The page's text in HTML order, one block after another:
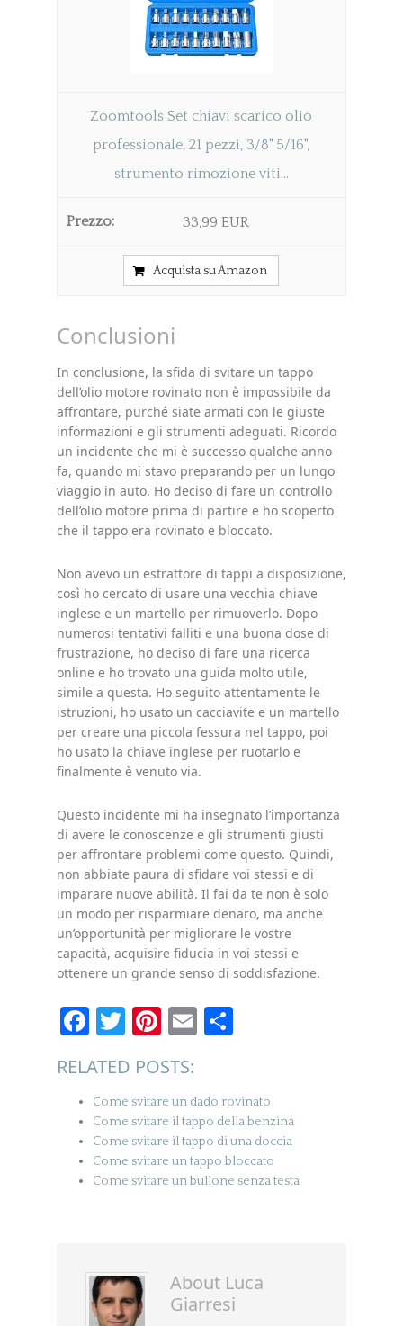
Zoomtools Set chiavi scarico olio
professionale, 21 pezzi, 3/8" 5/16",
strumento rimozione viti...
33,99 EUR
Acquista su Amazon
Conclusioni
In conclusione, la sfida di svitare un tappo
dell’olio motore rovinato non è impossibile da
affrontare, purché siate armati con le giuste
informazioni e gli strumenti adeguati. Ricordo
un incidente che mi è successo qualche anno
fa, quando mi stavo preparando per un lungo
viaggio in auto. Ho deciso di fare un controllo
dell’olio motore prima di partire e ho scoperto
che il tappo era rovinato e bloccato.
Non avevo un estrattore di tappi a disposizione,
così ho cercato di usare una vecchia chiave
inglese e un martello per rimuoverlo. Dopo
numerosi tentativi falliti e una buona dose di
frustrazione, ho deciso di fare una ricerca
online e ho trovato una guida molto utile,
simile a questa. Ho seguito attentamente le
istruzioni, ho usato un cacciavite e un martello
per creare una piccola fessura nel tappo, poi
ho usato la chiave inglese per ruotarlo e
finalmente è venuto via.
Questo incidente mi ha insegnato l’importanza
di avere le conoscenze e gli strumenti giusti
per affrontare problemi come questo. Quindi,
non abbiate paura di sfidare voi stessi e di
imparare nuove abilità. Il fai da te non è solo
un modo per risparmiare denaro, ma anche
un’opportunità per migliorare le vostre
capacità, acquisire fiducia in voi stessi e
ottenere un grande senso di soddisfazione.
Facebook
Twitter
Pinterest
Email
RELATED POSTS:
Come svitare un dado rovinato
Come svitare il tappo della benzina
Come svitare il tappo di una doccia
Come svitare un tappo bloccato
Come svitare un bullone senza testa
About Luca
Giarresi